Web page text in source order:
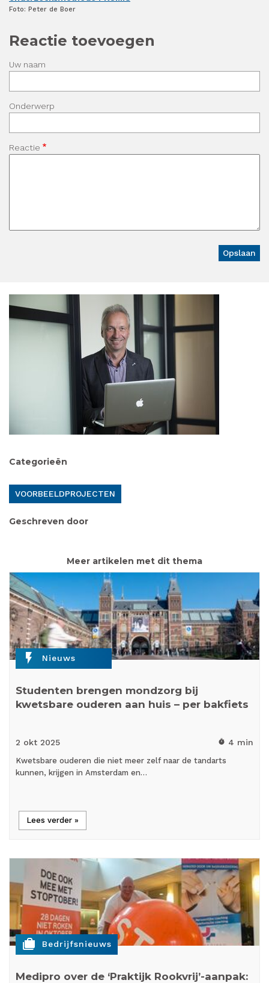
Foto: Peter de Boer
Reactie toevoegen
Uw naam
Onderwerp
Reactie
Categorieën
VOORBEELDPROJECTEN
Geschreven door
Meer artikelen met dit thema
flash_on Nieuws
Studenten brengen mondzorg bij
kwetsbare ouderen aan huis – per bakfiets
2 okt 2025 timer 4 min
Kwetsbare ouderen die niet meer zelf naar de tandarts
kunnen, krijgen in Amsterdam en…
Lees verder »
cases Bedrijfsnieuws
Medipro over de ‘Praktijk Rookvrij’-aanpak: